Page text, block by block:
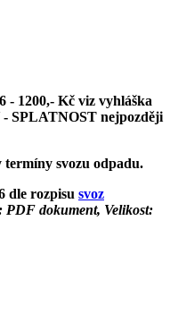
- 1200,- Kč viz vyhláška
SPLATNOST nejpozději
svozu odpadu.
dle rozpisu svoz
PDF dokument, Velikost: